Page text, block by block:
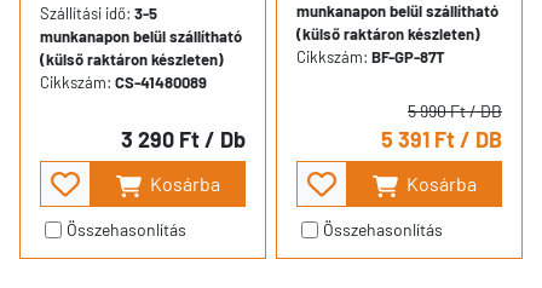
Szállítási idő: 3-5
munkanapon belül szállítható
(külső raktáron készleten)
Cikkszám: CS-41480089
3 290 Ft/ Db
Kosárba
Összehasonlítás
munkanapon belül szállítható
(külső raktáron készleten)
Cikkszám: BF-GP-87T
5 990 Ft/ DB
5 391 Ft/ DB
Kosárba
Összehasonlítás